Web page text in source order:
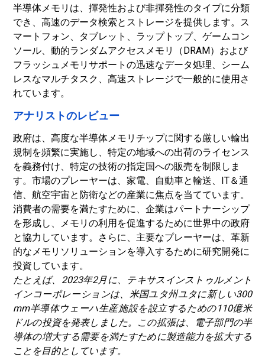
半導体メモリは、揮発性および非揮発性のタイプに分類
でき、高速のデータ検索とストレージを提供します。ス
マートフォン、タブレット、ラップトップ、ゲームコン
ソール、動的ランダムアクセスメモリ（DRAM）および
フラッシュメモリサポートの迅速なデータ処理、シーム
レスなマルチタスク、高速ストレージで一般的に使用さ
れています。
アナリストのレビュー
政府は、高度な半導体メモリチップに関する厳しい輸出
規制を頻繁に実施し、特定の地域への出荷のライセンス
を義務付け、特定の技術の指定国への販売を制限しま
す。市場のプレーヤーは、家電、自動車と輸送、IT＆通
信、航空宇宙と防衛などの産業に焦点を当てています。
消費者の需要を満たすために、企業はパートナーシップ
を形成し、メモリの利用を促進するために世界中の政府
と協力しています。さらに、主要なプレーヤーは、革新
的なメモリソリューションを導入するために研究開発に
投資しています。
たとえば、2023年2月に、テキサスインストゥルメント
インコーポレーションは、米国ユタ州ユタに新しい300
mm半導体ウェーハ生産施設を設立するための110億米
ドルの投資を発表しました。この拡張は、電子部門の半
導体の増大する需要を満たすために製造能力を拡大する
ことを目的としています。